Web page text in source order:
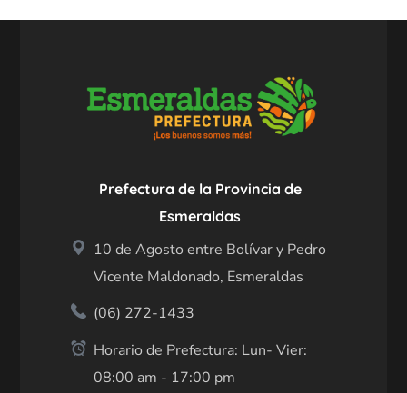
Prefectura de la Provincia de
Esmeraldas
10 de Agosto entre Bolívar y Pedro
Vicente Maldonado, Esmeraldas
(06) 272-1433
Horario de Prefectura: Lun- Vier:
08:00 am - 17:00 pm